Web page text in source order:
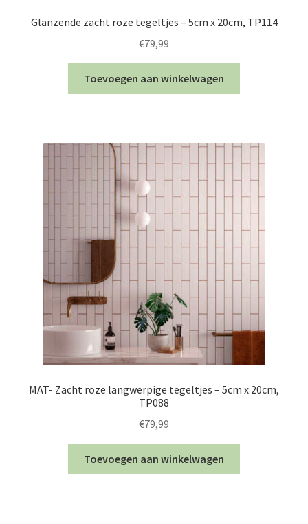
Glanzende zacht roze tegeltjes – 5cm x 20cm, TP114
€79,99
Toevoegen aan winkelwagen
MAT- Zacht roze langwerpige tegeltjes – 5cm x 20cm,
TP088
€79,99
Toevoegen aan winkelwagen